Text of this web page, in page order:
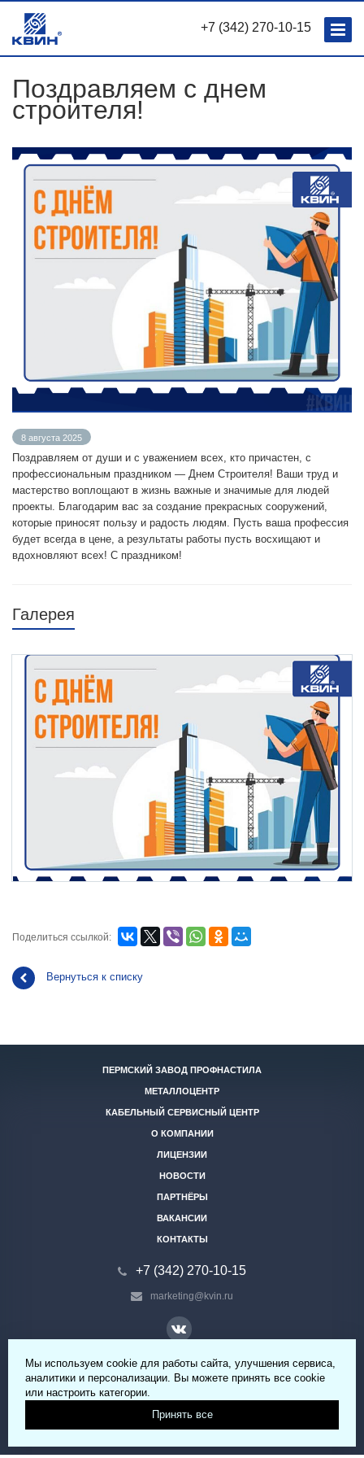
+7 (342) 270-10-15
Поздравляем с днем
строителя!
8 августа 2025
Поздравляем от души и с уважением всех, кто причастен, с
профессиональным праздником — Днем Строителя! Ваши труд и
мастерство воплощают в жизнь важные и значимые для людей
проекты. Благодарим вас за создание прекрасных сооружений,
которые приносят пользу и радость людям. Пусть ваша профессия
будет всегда в цене, а результаты работы пусть восхищают и
вдохновляют всех! С праздником!
Галерея
Поделиться ссылкой:
Вернуться к списку
ПЕРМСКИЙ ЗАВОД ПРОФНАСТИЛА
МЕТАЛЛОЦЕНТР
КАБЕЛЬНЫЙ СЕРВИСНЫЙ ЦЕНТР
О КОМПАНИИ
ЛИЦЕНЗИИ
НОВОСТИ
ПАРТНЁРЫ
ВАКАНСИИ
КОНТАКТЫ
+7 (342) 270-10-15
marketing@kvin.ru
© 2026 ООО «КВИН» Все права защищены.
Политика обработки персональных данных
Мы используем cookie для работы сайта, улучшения сервиса,
аналитики и персонализации. Вы можете принять все cookie
или настроить категории.
Принять все